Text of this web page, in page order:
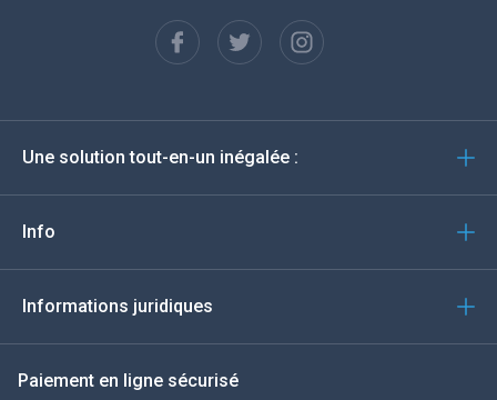
Espagnol
Deutsch
Türkçe
Une solution tout-en-un inégalée :
Info
Informations juridiques
Paiement en ligne sécurisé